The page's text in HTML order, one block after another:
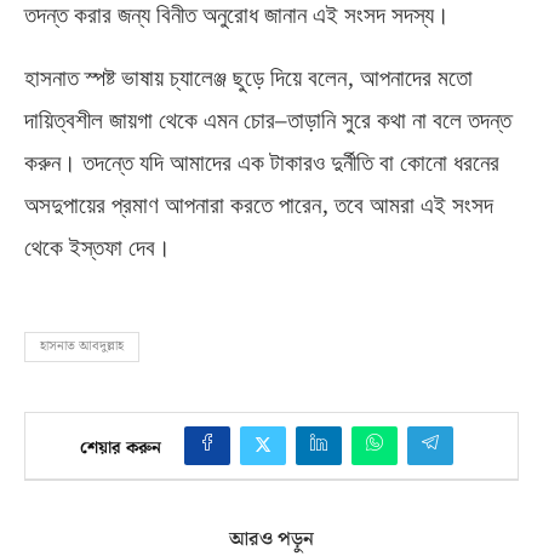
তদন্ত করার জন্য বিনীত অনুরোধ জানান এই সংসদ সদস্য।
হাসনাত স্পষ্ট ভাষায় চ্যালেঞ্জ ছুড়ে দিয়ে বলেন, আপনাদের মতো
দায়িত্বশীল জায়গা থেকে এমন চোর–তাড়ানি সুরে কথা না বলে তদন্ত
করুন। তদন্তে যদি আমাদের এক টাকারও দুর্নীতি বা কোনো ধরনের
অসদুপায়ের প্রমাণ আপনারা করতে পারেন,তবে আমরা এই সংসদ
থেকে ইস্তফা দেব।
হাসনাত আবদুল্লাহ
শেয়ার করুন
আরও পড়ুন